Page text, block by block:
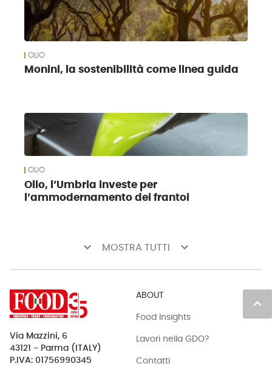
OLIO
Monini, la sostenibilità come linea guida
OLIO
Olio, l’Umbria investe per
l’ammodernamento dei frantoi
keyboard_arrow_down MOSTRA TUTTI keyboard_arrow_down
keyboard_arrow_up
Via Mazzini, 6
43121 - Parma (ITALY)
P.IVA: 01756990345
ABOUT
Food Insights
Lavori nella GDO?
Contatti